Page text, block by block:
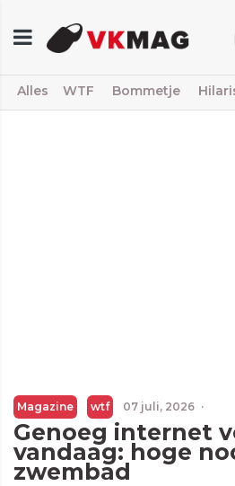
Alles WTF Bommetje
Magazine wtf 07 juli, 2026 ·
Genoeg internet
vandaag: hoge
zwembad